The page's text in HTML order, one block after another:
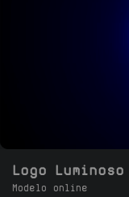
Modelo online